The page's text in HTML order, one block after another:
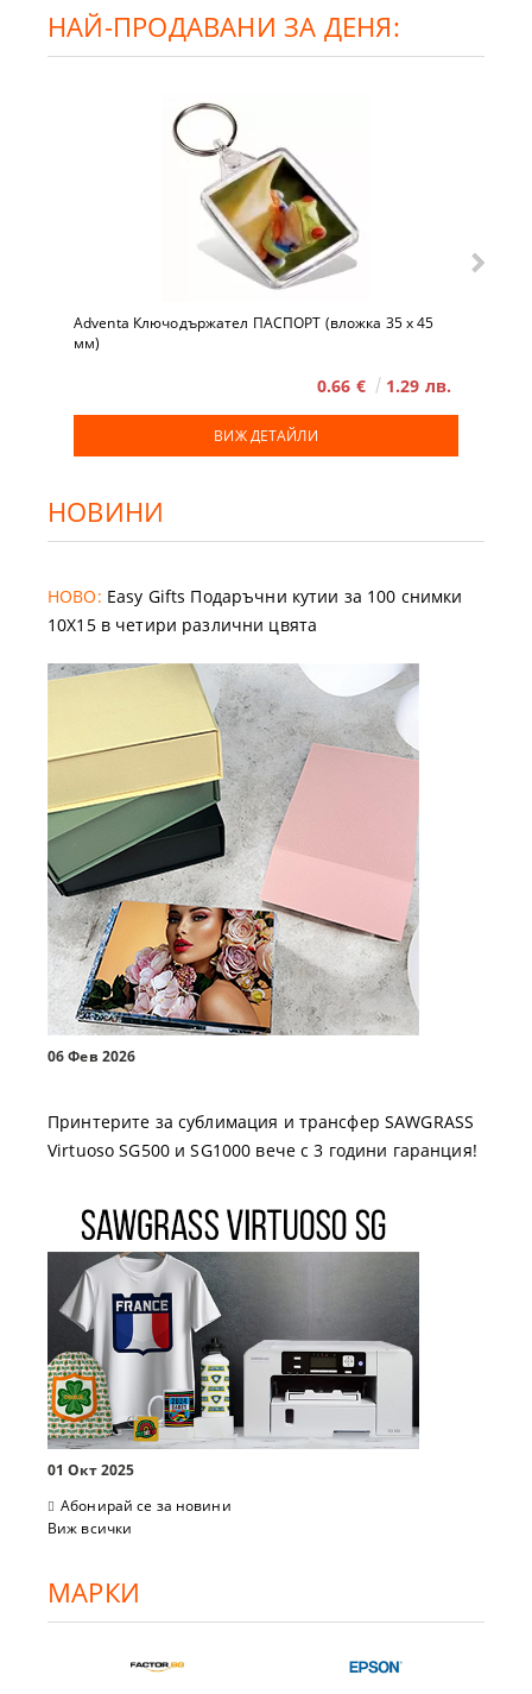
НАЙ-ПРОДАВАНИ ЗА ДЕНЯ:
Adventa Ключодържател ПАСПОРТ (вложка 35 x 45
мм)
0.66 € 1.29 лв.
ВИЖ ДЕТАЙЛИ
НОВИНИ
НОВО: Easy Gifts Подаръчни кутии за 100 снимки
10X15 в четири различни цвята
06 Фев 2026
Принтерите за сублимация и трансфер SAWGRASS
Virtuoso SG500 и SG1000 вече с 3 години гаранция!
01 Окт 2025
Абонирай се за новини
Виж всички
МАРКИ